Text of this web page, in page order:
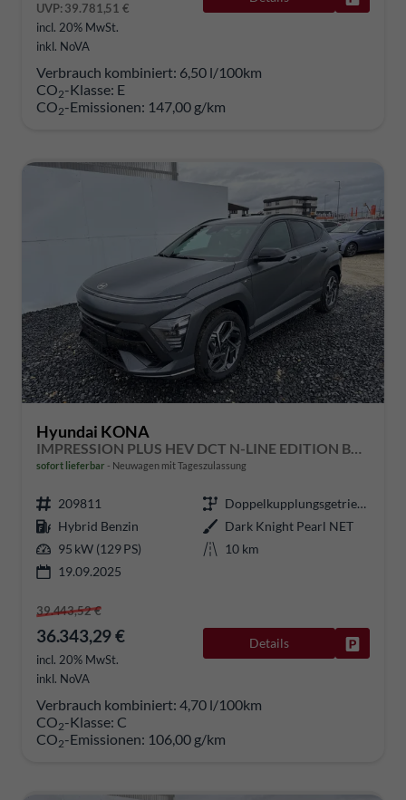
UVP:39.781,51 €
incl. 20% MwSt.
inkl. NoVA
Verbrauch kombiniert: 6,50 l/100km
CO2-Klasse: E
CO2-Emissionen: 147,00 g/km
Hyundai KONA
IMPRESSION PLUS HEV DCT N-LINE EDITION BOSE 360 NAVI SHZ
sofort lieferbar Neuwagen mit Tageszulassung
209811
Doppelkupplungsgetriebe (DSG)
Hybrid Benzin
Dark Knight Pearl NET
95 kW (129 PS)
10 km
19.09.2025
39.443,52 €
36.343,29 €
incl. 20% MwSt.
inkl. NoVA
Details
Verbrauch kombiniert: 4,70 l/100km
CO2-Klasse: C
CO2-Emissionen: 106,00 g/km